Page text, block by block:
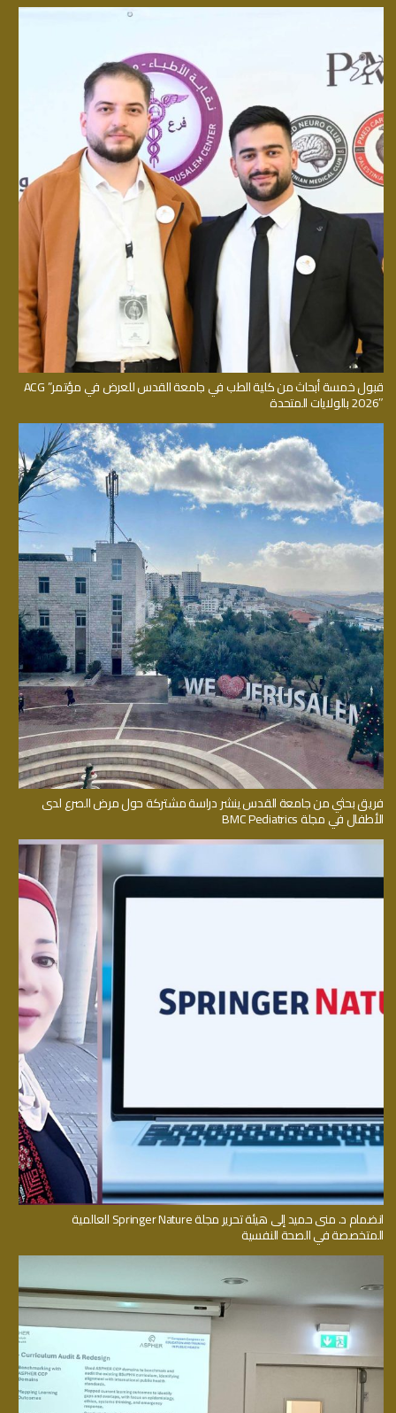
قبول خمسة أبحاث من كلية الطب في جامعة القدس للعرض في مؤتمر” ACG
2026″ بالولايات المتحدة
فريق بحثي من جامعة القدس ينشر دراسة مشتركة حول مرض الصرع لدى
الأطفال في مجلة BMC Pediatrics
انضمام د. منى حميد إلى هيئة تحرير مجلة Springer Nature العالمية
المتخصصة في الصحة النفسية